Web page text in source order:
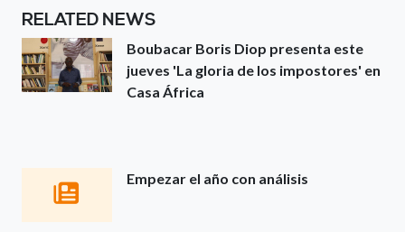
RELATED NEWS
Boubacar Boris Diop presenta este
jueves 'La gloria de los impostores' en
Casa África
Empezar el año con análisis